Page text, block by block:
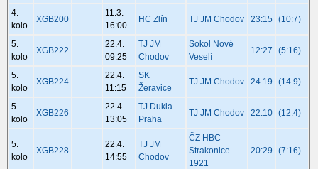
4.
kolo
XGB200
11.3.
16:00
HC Zlín TJ JM Chodov 23:15 (10:7)
5.
kolo
XGB222
22.4.
09:25
TJ JM
Chodov
Sokol Nové
Veselí
12:27 (5:16)
5.
kolo
XGB224
22.4.
11:15
SK
Žeravice
TJ JM Chodov 24:19 (14:9)
5.
kolo
XGB226
22.4.
13:05
TJ Dukla
Praha
TJ JM Chodov 22:10 (12:4)
5.
kolo
XGB228
22.4.
14:55
TJ JM
Chodov
ČZ HBC
Strakonice
1921
20:29 (7:16)